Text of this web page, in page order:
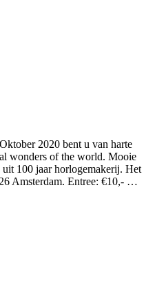
2020 bent u van harte
wonders of the world. Mooie
100 jaar horlogemakerij. Het
Amsterdam. Entree: €10,- …